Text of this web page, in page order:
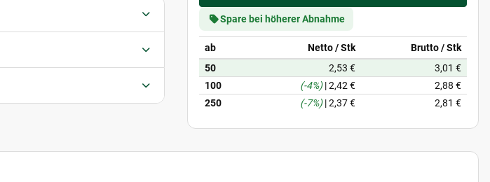
Spare bei höherer Abnahme
ab Netto / Stk
Brutto / Stk
50
2,53 €
3,01 €
100
(-4%)|2,42 €
2,88 €
250
(-7%)|2,37 € 2,81 €